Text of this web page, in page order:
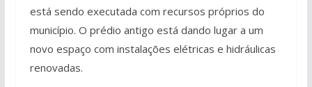
está sendo executada com recursos próprios do
município. O prédio antigo está dando lugar a um
novo espaço com instalações elétricas e hidráulicas
renovadas.